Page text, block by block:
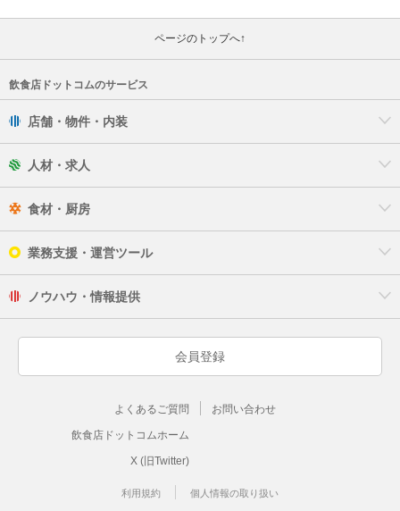
ページのトップへ↑
飲食店ドットコムのサービス
店舗・物件・内装
人材・求人
食材・厨房
業務支援・運営ツール
ノウハウ・情報提供
会員登録
よくあるご質問 お問い合わせ
飲食店ドットコムホーム
X (旧Twitter)
利用規約 個人情報の取り扱い